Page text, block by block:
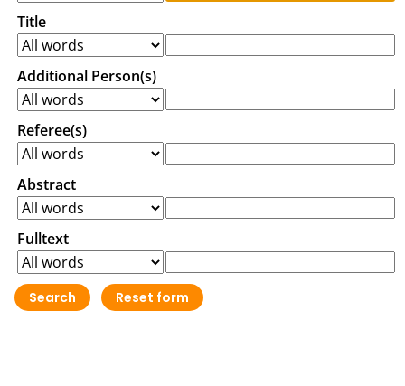
Title
Additional Person(s)
Referee(s)
Abstract
Fulltext